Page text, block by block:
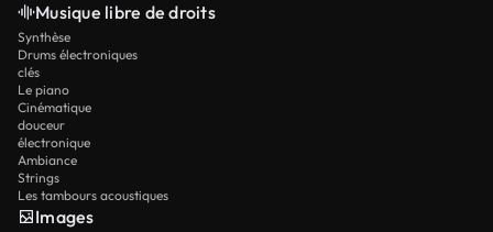
Musique libre de droits
Synthèse
Drums électroniques
clés
Le piano
Cinématique
douceur
électronique
Ambiance
Strings
Les tambours acoustiques
Images